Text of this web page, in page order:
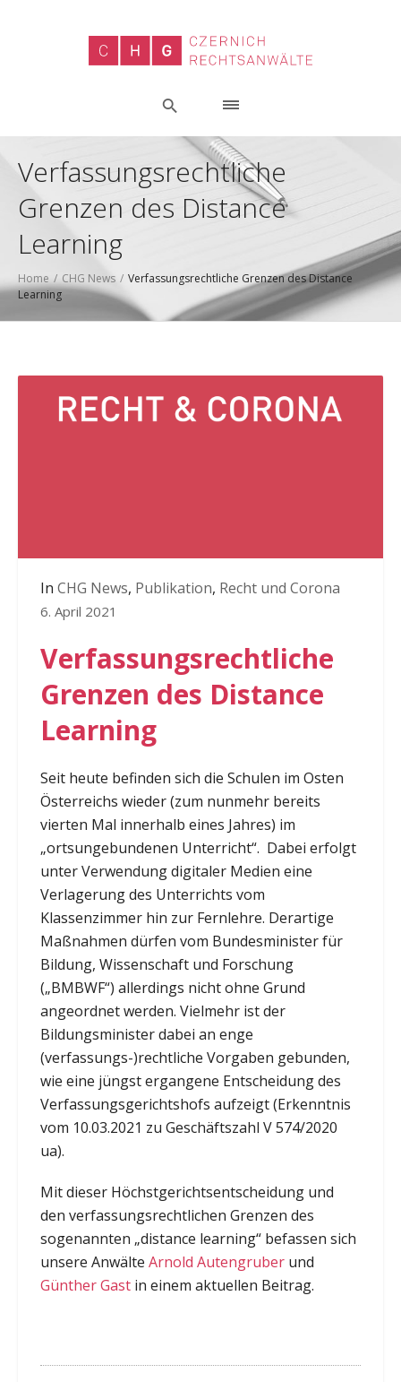
Verfassungsrechtliche
Grenzen des Distance
Learning
Home / CHG News / Verfassungsrechtliche Grenzen des Distance
Learning
In CHG News, Publikation, Recht und Corona
6. April 2021
Verfassungsrechtliche
Grenzen des Distance
Learning
Seit heute befinden sich die Schulen im Osten
Österreichs wieder (zum nunmehr bereits
vierten Mal innerhalb eines Jahres) im
„ortsungebundenen Unterricht“. Dabei erfolgt
unter Verwendung digitaler Medien eine
Verlagerung des Unterrichts vom
Klassenzimmer hin zur Fernlehre. Derartige
Maßnahmen dürfen vom Bundesminister für
Bildung, Wissenschaft und Forschung
(„BMBWF“) allerdings nicht ohne Grund
angeordnet werden. Vielmehr ist der
Bildungsminister dabei an enge
(verfassungs-)rechtliche Vorgaben gebunden,
wie eine jüngst ergangene Entscheidung des
Verfassungsgerichtshofs aufzeigt (Erkenntnis
vom 10.03.2021 zu Geschäftszahl V 574/2020
ua).
Mit dieser Höchstgerichtsentscheidung und
den verfassungsrechtlichen Grenzen des
sogenannten „distance learning“ befassen sich
unsere Anwälte Arnold Autengruberund
Günther Gastin einem aktuellen Beitrag.